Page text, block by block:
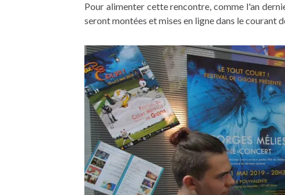
Pour alimenter cette rencontre, comme l'an
seront montées et mises en ligne dans le courant